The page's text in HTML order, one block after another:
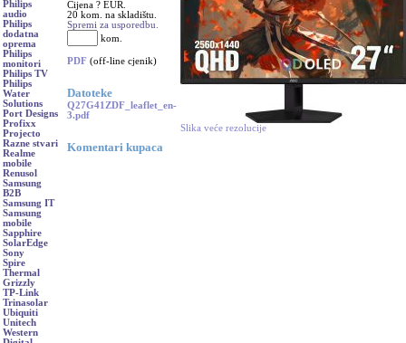
Philips
audio
Philips
dodatna
oprema
Philips
monitori
Philips TV
Philips
Water
Solutions
Port Designs
Profixx
Projecto
Razne stvari
Realme
mobile
Renusol
Samsung
B2B
Samsung IT
Samsung
mobile
Sapphire
SolarEdge
Sony
Spire
Thermal
Grizzly
TP-Link
Trinasolar
Ubiquiti
Unitech
Western
Cijena ? EUR.
20 kom. na skladištu.
Spremi za usporedbu.
kom.
PDF (off-line cjenik)
Datoteke
Q27G41ZDF_leaflet_en-
3.pdf
Komentari kupaca
Slika veće rezolucije